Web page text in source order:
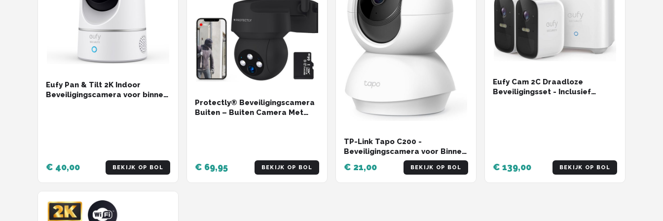
Eufy Pan & Tilt 2K Indoor
Beveiligingscamera voor binnen
€ 40,00 BEKIJK OP BOL
Protectly® Beveiligingscamera
Buiten – Buiten Camera Met
€ 69,95 BEKIJK OP BOL
TP-Link Tapo C200 -
Beveiligingscamera voor Binnen
- 1080P Pan / Tilt Home
Security Wi-Fi - Wit
€ 21,00 BEKIJK OP BOL
Eufy Cam 2C Draadloze
Beveiligingsset - Inclusief
€ 139,00 BEKIJK OP BOL